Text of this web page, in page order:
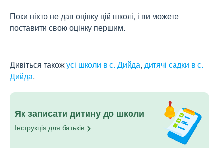
Поки ніхто не дав оцінку цій школі, і ви можете
поставити свою оцінку першим.
Дивіться такожусі школи в с. Дийда, дитячі садки в с.
Дийда.
Як записати дитину до школи
Інструкція для батьків